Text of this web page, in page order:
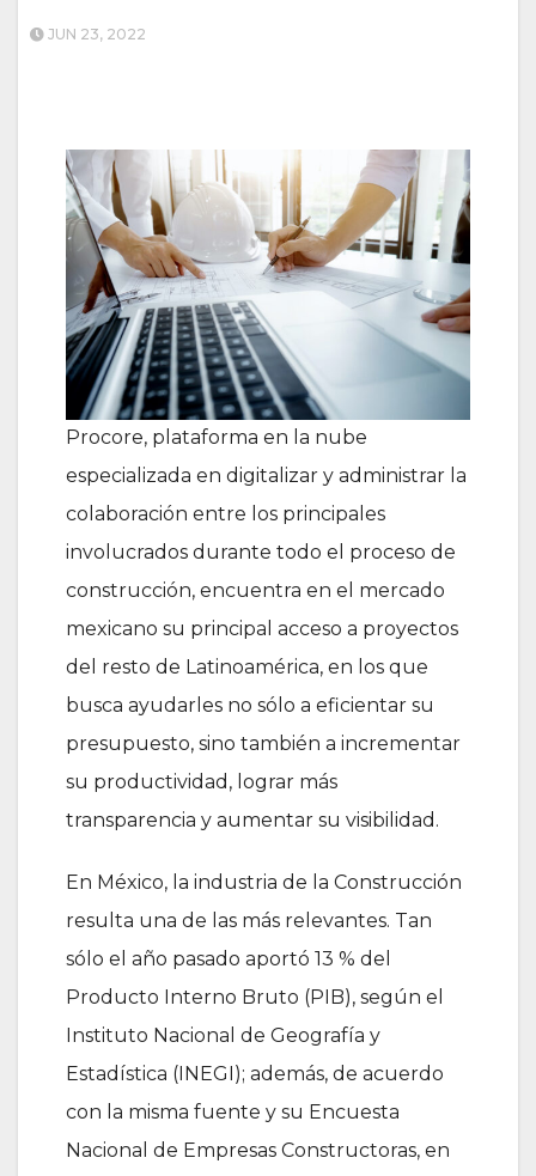
JUN 23, 2022
Procore, plataforma en la nube
especializada en digitalizar y administrar la
colaboración entre los principales
involucrados durante todo el proceso de
construcción, encuentra en el mercado
mexicano su principal acceso a proyectos
del resto de Latinoamérica, en los que
busca ayudarles no sólo a eficientar su
presupuesto, sino también a incrementar
su productividad, lograr más
transparencia y aumentar su visibilidad.
En México, la industria de la Construcción
resulta una de las más relevantes. Tan
sólo el año pasado aportó 13 % del
Producto Interno Bruto (PIB), según el
Instituto Nacional de Geografía y
Estadística (INEGI); además, de acuerdo
con la misma fuente y su Encuesta
Nacional de Empresas Constructoras, en